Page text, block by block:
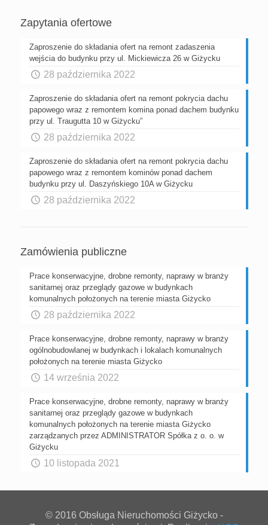
Zapytania ofertowe
Zaproszenie do składania ofert na remont zadaszenia
wejścia do budynku przy ul. Mickiewicza 26 w Giżycku
28 października 2022
Zaproszenie do składania ofert na remont pokrycia dachu
papowego wraz z remontem komina ponad dachem budynku
przy ul. Traugutta 10 w Giżycku”
28 października 2022
Zaproszenie do składania ofert na remont pokrycia dachu
papowego wraz z remontem kominów ponad dachem
budynku przy ul. Daszyńskiego 10A w Giżycku
28 października 2022
Zamówienia publiczne
Prace konserwacyjne, drobne remonty, naprawy w branży
sanitarnej oraz przeglądy gazowe w budynkach
komunalnych położonych na terenie miasta Giżycko
28 października 2022
Prace konserwacyjne, drobne remonty, naprawy w branży
ogólnobudowlanej w budynkach i lokalach komunalnych
położonych na terenie miasta Giżycko
14 września 2022
Prace konserwacyjne, drobne remonty, naprawy w branży
sanitarnej oraz przeglądy gazowe w budynkach
komunalnych położonych na terenie miasta Giżycko
zarządzanych przez ADMINISTRATOR Spółka z o. o. w
Giżycku
10 listopada 2021
© 2016 Obsługa Nieruchomości Giżycko -